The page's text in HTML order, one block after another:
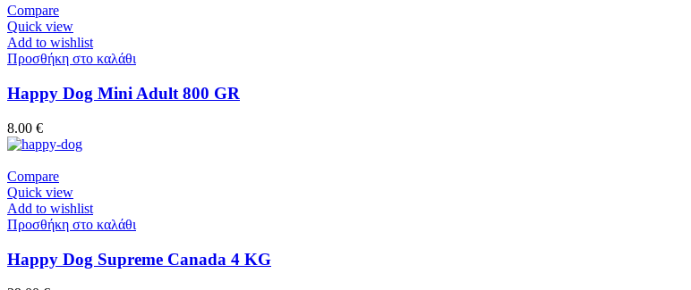
Compare
Quick view
Add to wishlist
Προσθήκη στο καλάθι
Happy Dog Mini Adult 800 GR
8.00 €
Compare
Quick view
Add to wishlist
Προσθήκη στο καλάθι
Happy Dog Supreme Canada 4 KG